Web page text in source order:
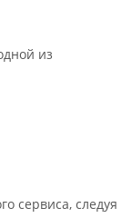
из
сервиса, следуя